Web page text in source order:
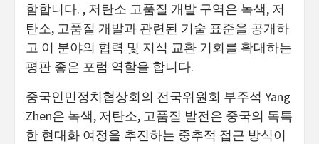
함합니다. , 저탄소 고품질 개발 구역은 녹색, 저
탄소, 고품질 개발과 관련된 기술 표준을 공개하
고 이 분야의 협력 및 지식 교환 기회를 확대하는
평판 좋은 포럼 역할을 합니다.
중국인민정치협상회의 전국위원회 부주석 Yang
Zhen은 녹색, 저탄소, 고품질 발전은 중국의 독특
한 현대화 여정을 추진하는 중추적 접근 방식이